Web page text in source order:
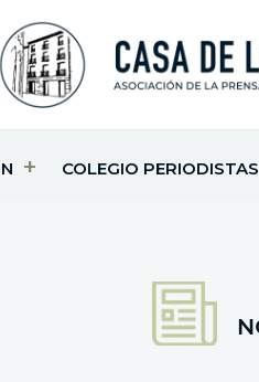
COLEGIO PERIODISTAS